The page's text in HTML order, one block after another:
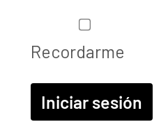
Recordarme